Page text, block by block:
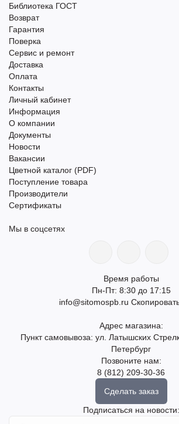
Библиотека ГОСТ
Возврат
Гарантия
Поверка
Сервис и ремонт
Доставка
Оплата
Контакты
Личный кабинет
Информация
О компании
Документы
Новости
Вакансии
Цветной каталог (PDF)
Поступление товара
Производители
Сертификаты
Мы в соцсетях
Время работы
Пн-Пт: 8:30 до 17:15
info@sitomospb.ru
Адрес магазина:
Пункт самовывоза: ул. Латышских
Петербург
Позвоните нам:
8 (812) 209-30-36
Сделать заказ
Подписаться на новости: